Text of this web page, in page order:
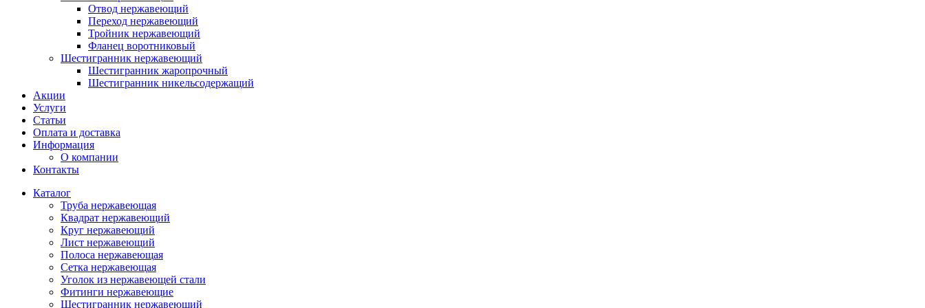
Отвод нержавеющий
Переход нержавеющий
Тройник нержавеющий
Фланец воротниковый
Шестигранник нержавеющий
Шестигранник жаропрочный
Шестигранник никельсодержащий
Акции
Услуги
Статьи
Оплата и доставка
Информация
О компании
Контакты
Каталог
Труба нержавеющая
Квадрат нержавеющий
Круг нержавеющий
Лист нержавеющий
Полоса нержавеющая
Сетка нержавеющая
Уголок из нержавеющей стали
Фитинги нержавеющие
Шестигранник нержавеющий